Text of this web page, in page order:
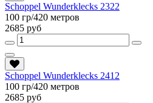
Schoppel Wunderklecks 2322
100 гр/420 метров
2685 руб
Schoppel Wunderklecks 2412
100 гр/420 метров
2685 руб